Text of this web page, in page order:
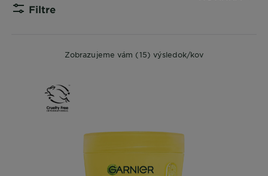
Filtre
Zobrazujeme vám (15) výsledok/kov